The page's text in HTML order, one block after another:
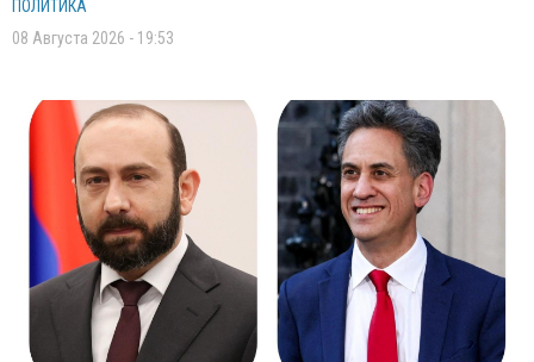
ПОЛИТИКА
08 Августа 2026 - 19:53